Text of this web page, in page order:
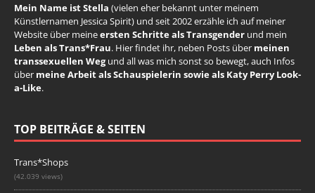
Mein Name ist Stella (vielen eher bekannt unter meinem
Künstlernamen Jessica Spirit) und seit 2002 erzähle ich auf meiner
Website über meineersten Schritte als Transgender und mein
Leben als Trans*Frau. Hier findet ihr, neben Posts über meinen
transsexuellen Wegund all was mich sonst so bewegt, auch Infos
über meine Arbeit als Schauspielerin sowie als Katy Perry Look-
a-Like.
TOP BEITRÄGE & SEITEN
Trans*Shops
(42.039 views)